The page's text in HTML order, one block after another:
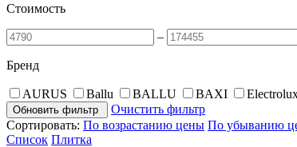
Стоимость
–
Бренд
AURUS Ballu BALLU BAXI
Обновить фильтр
Очистить фильтр
Сортировать: По возрастанию цены По убыванию
Список Плитка